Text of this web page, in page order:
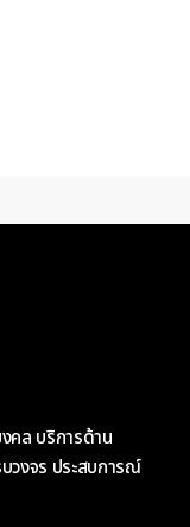
คล บริการด้าน
วงจร ประสบการณ์